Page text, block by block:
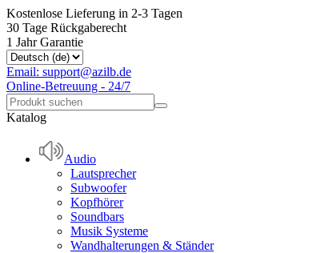
Kostenlose Lieferung in 2-3 Tagen
30 Tage Rückgaberecht
1 Jahr Garantie
Email: support@azilb.de
Online-Betreuung - 24/7
Katalog
Audio
Lautsprecher
Subwoofer
Kopfhörer
Soundbars
Musik Systeme
Wandhalterungen & Ständer